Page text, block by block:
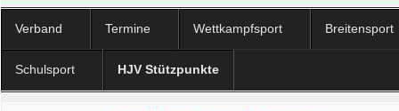
Verband Termine Wettkampfsport Breitensport
Schulsport HJV Stützpunkte